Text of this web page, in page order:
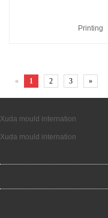
Printing
« 1 2 3 »
Xuda mould internation
Xuda mould internation